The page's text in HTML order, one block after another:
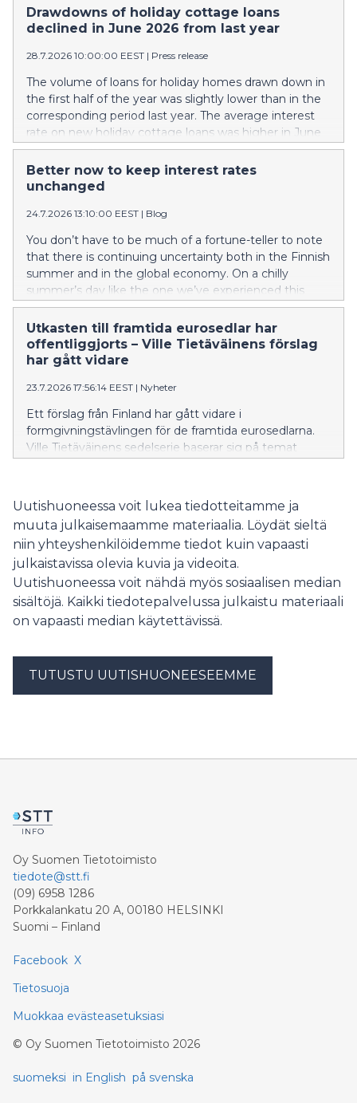
kuukauden euriborkorkoon.
Drawdowns of holiday cottage loans
declined in June 2026 from last year
28.7.2026 10:00:00 EEST | Press release
The volume of loans for holiday homes drawn down in
the first half of the year was slightly lower than in the
corresponding period last year. The average interest
rate on new holiday cottage loans was higher in June
than a year earlier. A larger share of new holiday
cottage loans than previously was linked to the 3- or 6-
month Euribor.
Better now to keep interest rates
unchanged
24.7.2026 13:10:00 EEST | Blog
You don’t have to be much of a fortune-teller to note
that there is continuing uncertainty both in the Finnish
summer and in the global economy. On a chilly
summer’s day like the one we’ve experienced this
week, a Finn can simply stoke a fire in the sauna stove
– problem solved. Unfortunately, there is no silver
bullet to economic uncertainty. Rather than fanning
the flames, we need to keep a cool head.
Utkasten till framtida eurosedlar har
offentliggjorts – Ville Tietäväinens förslag
har gått vidare
23.7.2026 17:56:14 EEST | Nyheter
Ett förslag från Finland har gått vidare i
formgivningstävlingen för de framtida eurosedlarna.
Ville Tietäväinens sedelserie baserar sig på temat
unionen.
Uutishuoneessa voit lukea tiedotteitamme ja
muuta julkaisemaamme materiaalia. Löydät sieltä
niin yhteyshenkilöidemme tiedot kuin vapaasti
julkaistavissa olevia kuvia ja videoita.
Uutishuoneessa voit nähdä myös sosiaalisen median
sisältöjä. Kaikki tiedotepalvelussa julkaistu materiaali
on vapaasti median käytettävissä.
TUTUSTU UUTISHUONEESEEMME
Oy Suomen Tietotoimisto
tiedote@stt.fi
(09) 6958 1286
Porkkalankatu 20 A, 00180 HELSINKI
Suomi – Finland
Facebook X
Tietosuoja
Muokkaa evästeasetuksiasi
© Oy Suomen Tietotoimisto 2026
suomeksi in English på svenska